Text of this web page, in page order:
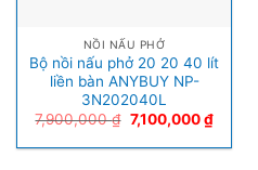
NỒI NẤU PHỞ
Bộ nồi nấu phở 20 20 40 lít
liền bàn ANYBUY NP-
3N202040L
7,900,000₫ 7,100,000₫